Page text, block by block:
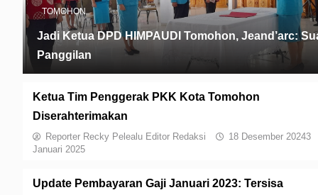
TOMOHON
Jadi Ketua DPD HIMPAUDI Tomohon, Jeand’arc:
Panggilan
Ketua Tim Penggerak PKK Kota Tomohon
Diserahterimakan
Reporter Recky Pelealu Editor Redaksi 18 Desember 20243
Januari 2025
Update Pembayaran Gaji Januari 2023: Tersisa